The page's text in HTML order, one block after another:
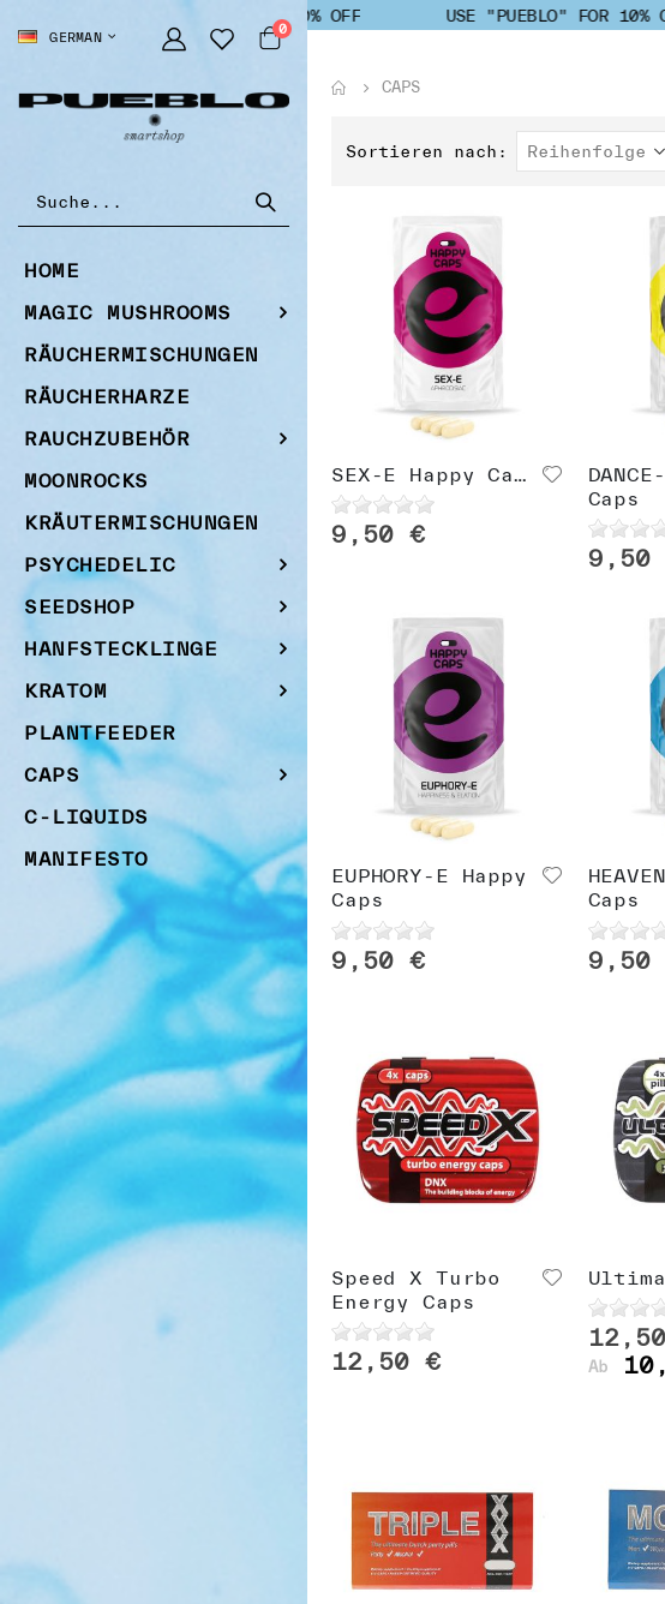
USE "PUEBLO" FOR 10% OFF USE "PUEBLO" FOR 10% OFF
SPRACHEGERMAN
Cart
0Artikel
HOME
MAGIC MUSHROOMS
RÄUCHERMISCHUNGEN
RÄUCHERHARZE
RAUCHZUBEHÖR
MOONROCKS
KRÄUTERMISCHUNGEN
PSYCHEDELIC
SEEDSHOP
HANFSTECKLINGE
KRATOM
PLANTFEEDER
CAPS
C-LIQUIDS
MANIFESTO
CAPS
Sortieren nach
9,50 €
Caps
9,50
EUPHORY-E Happy
Caps
9,50 €
Caps
9,50
Speed X Turbo
Energy Caps
12,50 € Ab